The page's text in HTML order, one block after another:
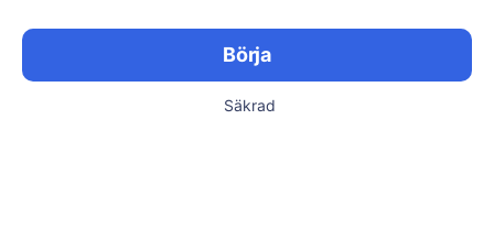
Börja
Säkrad